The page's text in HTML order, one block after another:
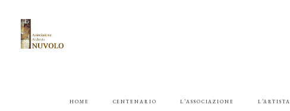
HOME CENTENARIO L’ASSOCIAZIONE L’ARTISTA